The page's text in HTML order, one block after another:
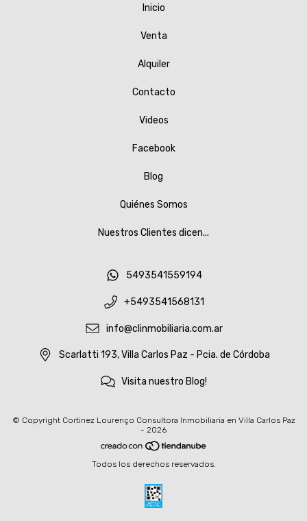
Inicio
Venta
Alquiler
Contacto
Videos
Facebook
Blog
Quiénes Somos
Nuestros Clientes dicen...
5493541559194
+5493541568131
info@clinmobiliaria.com.ar
Scarlatti 193, Villa Carlos Paz - Pcia. de Córdoba
Visita nuestro Blog!
© Copyright Cortinez Lourenço Consultora Inmobiliaria en Villa Carlos Paz
- 2026
Todos los derechos reservados.